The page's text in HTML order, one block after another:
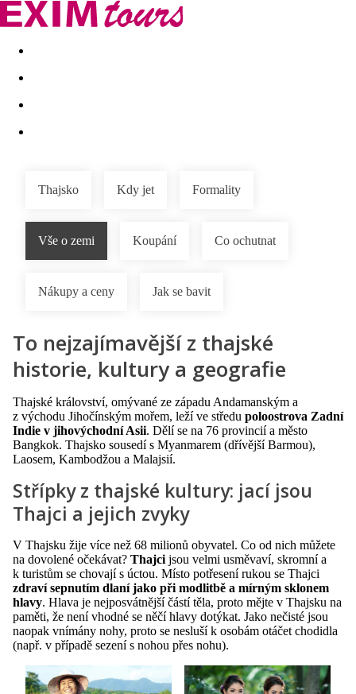
Akční nabídky Last minute
Thajsko Kdy jet Formality
Vše o zemi Koupání Co ochutnat
Nákupy a ceny Jak se bavit
To nejzajímavější z thajské
historie, kultury a geografie
Thajské království, omývané ze západu Andamanským a
z východu Jihočínským mořem, leží ve středu poloostrova Zadní
Indie v jihovýchodní Asii. Dělí se na 76 provincií a město
Bangkok. Thajsko sousedí s Myanmarem (dřívější Barmou),
Laosem, Kambodžou a Malajsií.
Střípky z thajské kultury: jací jsou
Thajci a jejich zvyky
V Thajsku žije více než 68 milionů obyvatel. Co od nich můžete
na dovolené očekávat? Thajci jsou velmi usměvaví, skromní a
k turistům se chovají s úctou. Místo potřesení rukou se Thajci
zdraví sepnutím dlaní jako při modlitbě a mírným sklonem
hlavy. Hlava je nejposvátnější částí těla, proto mějte v Thajsku na
paměti, že není vhodné se něčí hlavy dotýkat. Jako nečisté jsou
naopak vnímány nohy, proto se nesluší k osobám otáčet chodidla
(např. v případě sezení s nohou přes nohu).